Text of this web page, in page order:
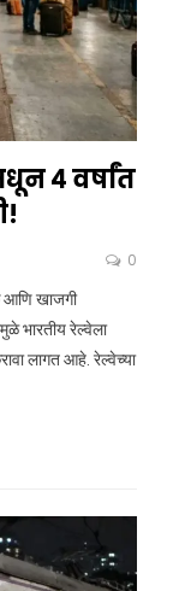
४ वर्षांत
0
खाजगी
भारतीय रेल्वेला
लागत आहे. रेल्वेच्या